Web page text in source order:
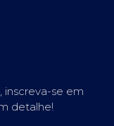
inscreva-se em
detalhe!